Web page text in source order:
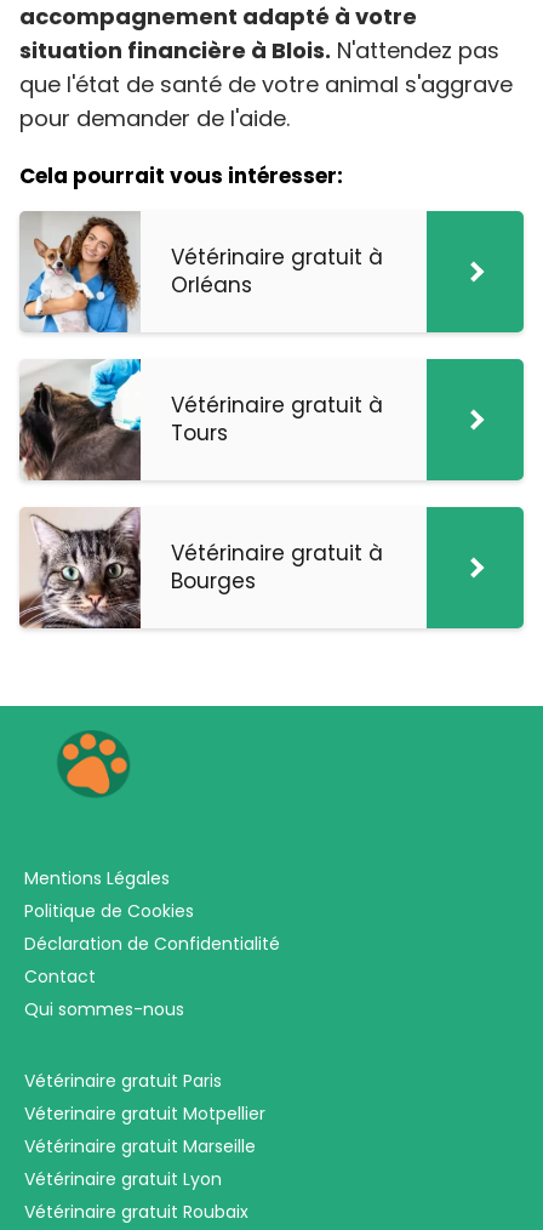
accompagnement adapté à votre
situation financière à Blois. N'attendez pas
que l'état de santé de votre animal s'aggrave
pour demander de l'aide.
Cela pourrait vous intéresser:
Vétérinaire gratuit à
Orléans
Vétérinaire gratuit à
Tours
Vétérinaire gratuit à
Bourges
Mentions Légales
Politique de Cookies
Déclaration de Confidentialité
Contact
Qui sommes-nous
Vétérinaire gratuit Paris
Véterinaire gratuit Motpellier
Vétérinaire gratuit Marseille
Vétérinaire gratuit Lyon
Vétérinaire gratuit Roubaix